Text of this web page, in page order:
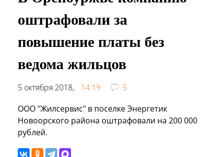
оштрафовали за
повышение платы без
ведома жильцов
5 октября 2018, 14:19
5
ООО "Жилсервис" в поселке Энергетик
Новоорского района оштрафовали на 200 000
рублей.